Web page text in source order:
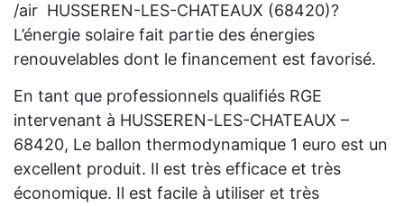
/air HUSSEREN-LES-CHATEAUX (68420)?
L’énergie solaire fait partie des énergies
renouvelables dont le financement est favorisé.
En tant que professionnels qualifiés RGE
intervenant à HUSSEREN-LES-CHATEAUX –
68420, Le ballon thermodynamique 1 euro est un
excellent produit. Il est très efficace et très
économique. Il est facile à utiliser et très